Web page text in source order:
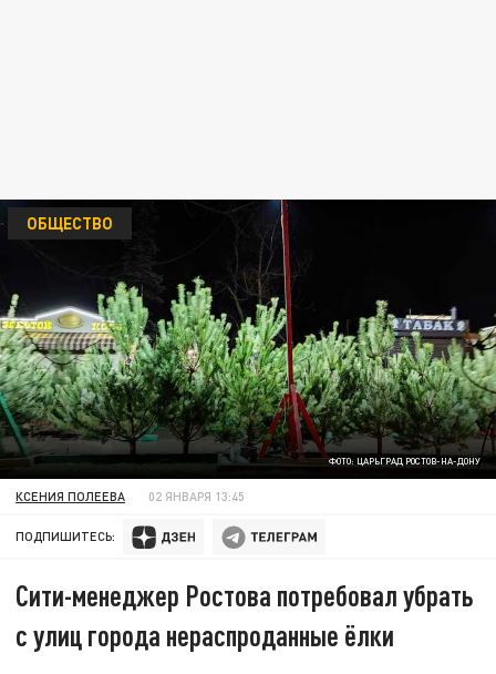
ФОТО: ЦАРЬГРАД РОСТОВ-НА-ДОНУ
ОБЩЕСТВО
КСЕНИЯ ПОЛЕЕВА 02 ЯНВАРЯ 13:45
ПОДПИШИТЕСЬ:
Сити-менеджер Ростова потребовал убрать
с улиц города нераспроданные ёлки